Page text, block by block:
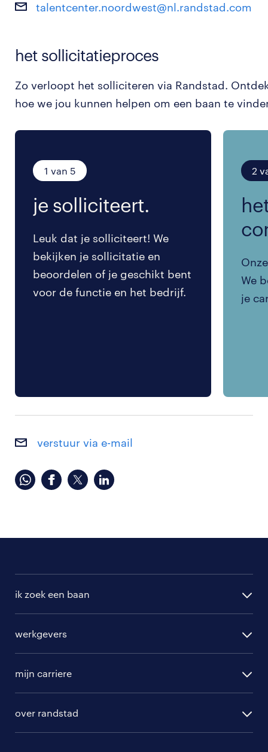
talentcenter.noordwest@nl.randstad.com
het sollicitatieproces
Zo verloopt het solliciteren via Randstad.
hoe we jou kunnen helpen om een baan te
1 van 5
je solliciteert.
Leuk dat je solliciteert! We
bekijken je sollicitatie en
beoordelen of je geschikt bent
voor de functie en het bedrijf.
2
We
je
verstuur via e-mail
ik zoek een baan
randstad professional
randstad digital
werkgevers
hr-diensten
branches
mijn carriere
over randstad